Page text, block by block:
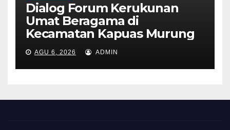
Dialog Forum Kerukunan
Umat Beragama di
Kecamatan Kapuas Murung
AGU 6, 2026 ADMIN